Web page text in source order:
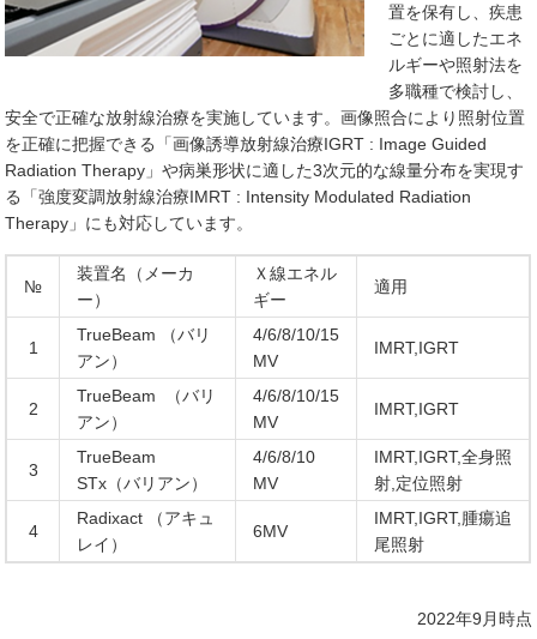
置を保有し、疾患
ごとに適したエネ
ルギーや照射法を
多職種で検討し、
安全で正確な放射線治療を実施しています。画像照合により照射位置
を正確に把握できる「画像誘導放射線治療IGRT : Image Guided
Radiation Therapy」や病巣形状に適した3次元的な線量分布を実現す
る「強度変調放射線治療IMRT : Intensity Modulated Radiation
Therapy」にも対応しています。
№
装置名（メーカ
ー）
Ｘ線エネル
ギー
適用
1
TrueBeam （バリ
アン）
4/6/8/10/15
MV
IMRT,IGRT
2
TrueBeam （バリ
アン）
4/6/8/10/15
MV
IMRT,IGRT
3
TrueBeam
STx（バリアン）
4/6/8/10
MV
IMRT,IGRT,全身照
射,定位照射
4
Radixact （アキュ
レイ）
6MV
IMRT,IGRT,腫瘍追
尾照射
2022年9月時点